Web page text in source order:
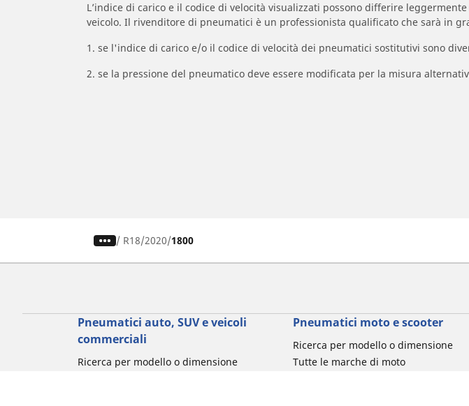
L’indice di carico e il codice di velocità visualizzati possono differire
veicolo. Il rivenditore di pneumatici è un professionista qualificato che sarà in
1. se l'indice di carico e/o il codice di velocità dei pneumatici sostitutivi sono
2. se la pressione del pneumatico deve essere modificata per la misura
/ R18 2020 1800
Pneumatici auto, SUV e veicoli
commerciali
Ricerca per modello o dimensione
Pneumatici moto e scooter
Ricerca per modello o dimensione
Tutte le marche di moto